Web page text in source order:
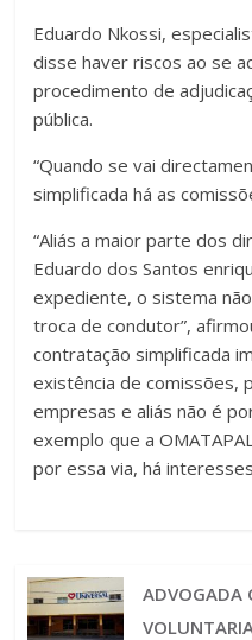
Eduardo Nkossi,
disse haver riscos ao se
procedimento de
pública.
“Quando se vai
simplificada há as
“Aliás a maior parte dos
Eduardo dos Santos
expediente, o sistema
troca de condutor”,
contratação simplificada
existência de comissões,
empresas e aliás não é
exemplo que a
por essa via, há
ADVOGADA